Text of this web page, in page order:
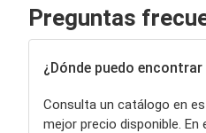
Preguntas
¿Dónde puedo
Consulta un catálogo en
mejor precio disponible.